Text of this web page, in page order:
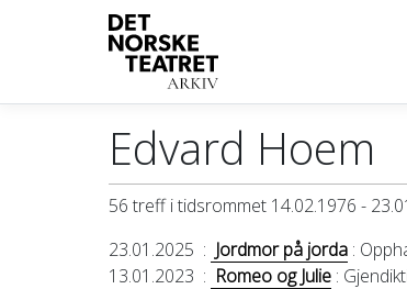
Edvard Hoem
56 treff i tidsrommet 14.02.1976 -
23.01.2025 : Jordmor på jorda :
13.01.2023 : Romeo og Julie :